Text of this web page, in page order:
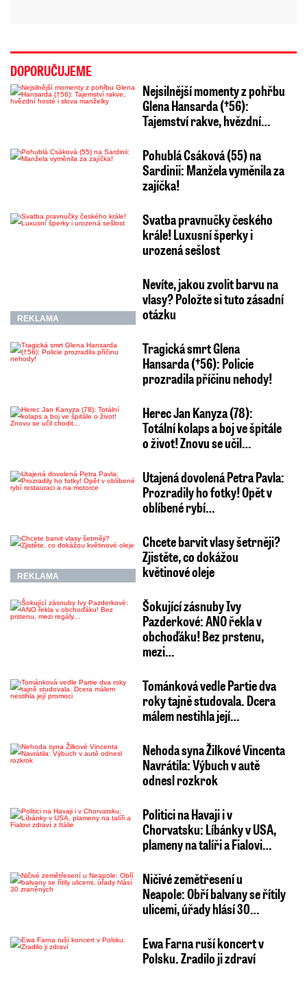
DOPORUČUJEME
Nejsilnější momenty z pohřbu
Glena Hansarda (†56):
Tajemství rakve, hvězdní…
Pohublá Csáková (55) na
Sardinii: Manžela vyměnila za
zajíčka!
Svatba pravnučky českého
krále! Luxusní šperky i
urozená sešlost
REKLAMA
Nevíte, jakou zvolit barvu na
vlasy? Položte si tuto zásadní
otázku
Tragická smrt Glena
Hansarda (†56): Policie
prozradila příčinu nehody!
Herec Jan Kanyza (78):
Totální kolaps a boj ve špitále
o život! Znovu se učil…
Utajená dovolená Petra Pavla:
Prozradily ho fotky! Opět v
oblíbené rybí…
REKLAMA
Chcete barvit vlasy šetrněji?
Zjistěte, co dokážou
květinové oleje
Šokující zásnuby Ivy
Pazderkové: ANO řekla v
obchoďáku! Bez prstenu,
mezi…
Tománková vedle Partie dva
roky tajně studovala. Dcera
málem nestihla její…
Nehoda syna Žilkové Vincenta
Navrátila: Výbuch v autě
odnesl rozkrok
Politici na Havaji i v
Chorvatsku: Líbánky v USA,
plameny na talíři a Fialovi…
Ničivé zemětřesení u
Neapole: Obří balvany se řítily
ulicemi, úřady hlásí 30…
Ewa Farna ruší koncert v
Polsku. Zradilo ji zdraví